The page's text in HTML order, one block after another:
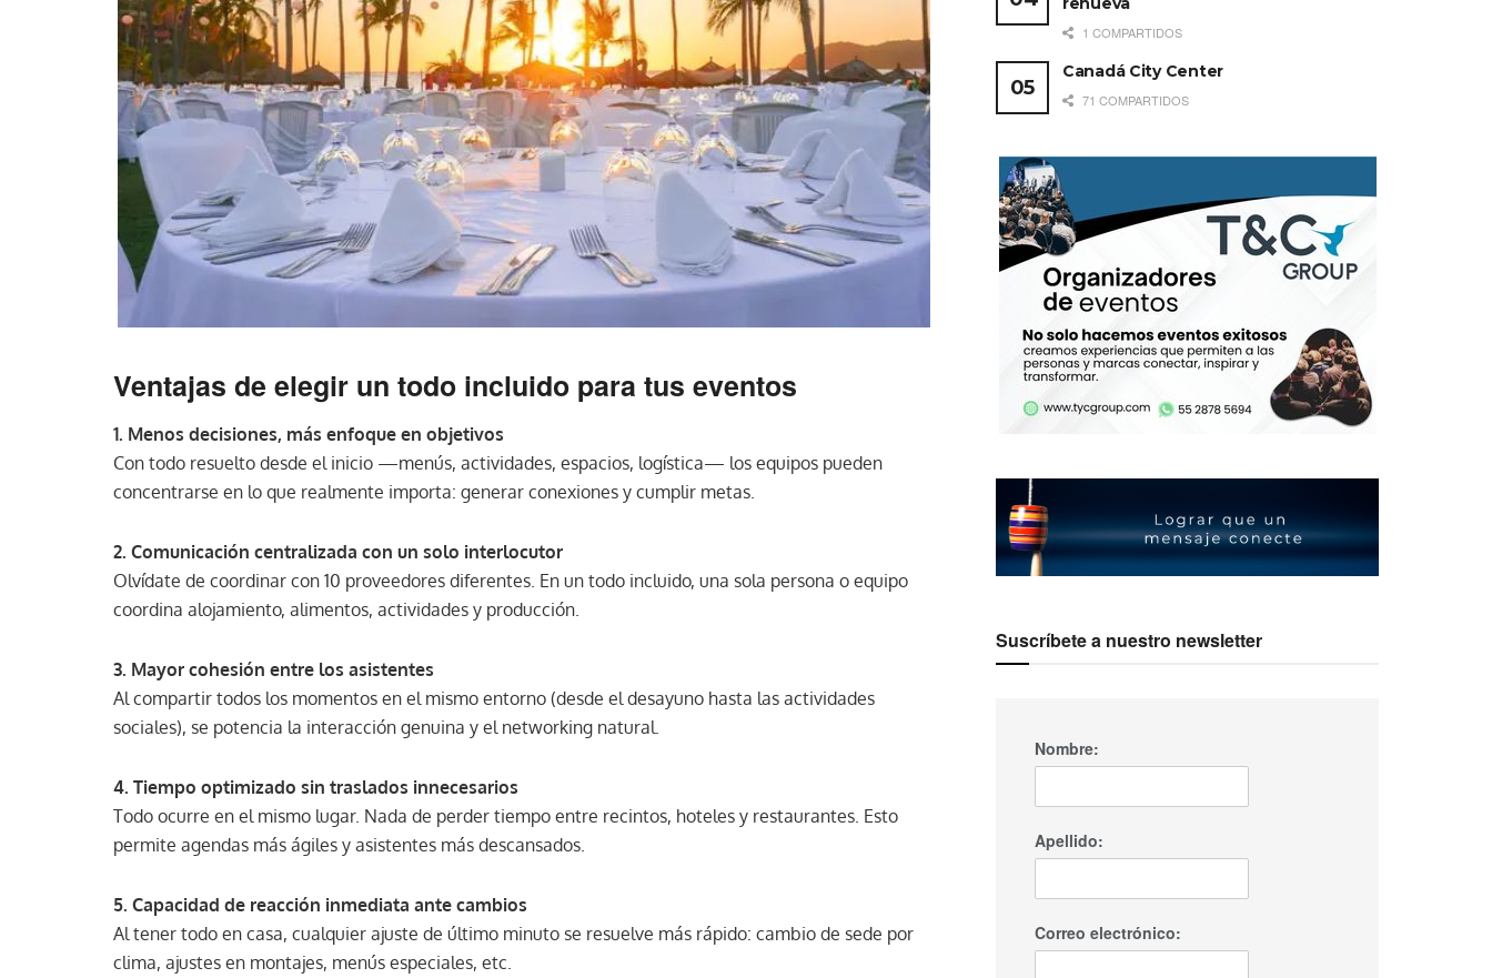
Ventajas de elegir un todo incluido para tus eventos
1. Menos decisiones, más enfoque en objetivos
Con todo resuelto desde el inicio —menús, actividades, espacios, logística— los equipos pueden
concentrarse en lo que realmente importa: generar conexiones y cumplir metas.
2. Comunicación centralizada con un solo interlocutor
Olvídate de coordinar con 10 proveedores diferentes. En un todo incluido, una sola persona o equipo
coordina alojamiento, alimentos, actividades y producción.
3. Mayor cohesión entre los asistentes
Al compartir todos los momentos en el mismo entorno (desde el desayuno hasta las actividades
sociales), se potencia la interacción genuina y el networking natural.
4. Tiempo optimizado sin traslados innecesarios
Todo ocurre en el mismo lugar. Nada de perder tiempo entre recintos, hoteles y restaurantes. Esto
permite agendas más ágiles y asistentes más descansados.
5. Capacidad de reacción inmediata ante cambios
Al tener todo en casa, cualquier ajuste de último minuto se resuelve más rápido: cambio de sede por
clima, ajustes en montajes, menús especiales, etc.
1 COMPARTIDOS
Canadá City Center
71 COMPARTIDOS
Suscríbete a nuestro newsletter
Nombre:
Apellido:
Correo electrónico: